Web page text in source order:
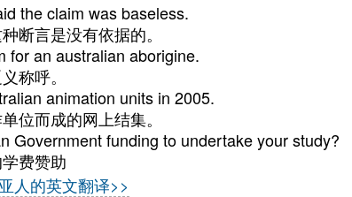
the claim was baseless.
断言是没有依据的。
for an australian aborigine.
称呼。
animation units in 2005.
位而成的网上结集。
Government funding to undertake your study?
费赞助
人的英文翻译>>